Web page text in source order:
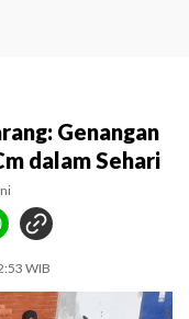
Genangan
dalam Sehari
WIB